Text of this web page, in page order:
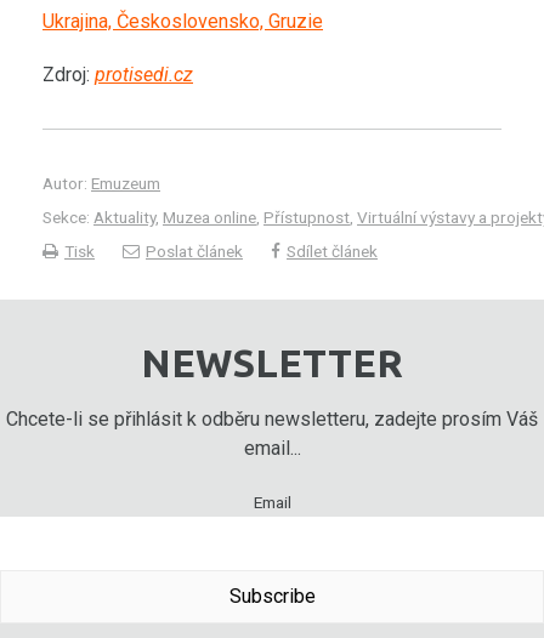
Ukrajina, Československo, Gruzie
Zdroj: protisedi.cz
Autor: Emuzeum
Sekce: Aktuality, Muzea online Přístupnost Virtuální výstavy a
Tisk
Poslat článek Sdílet článek
NEWSLETTER
Chcete-li se přihlásit k odběru newsletteru, zadejte prosím Váš
email...
Email
Subscribe